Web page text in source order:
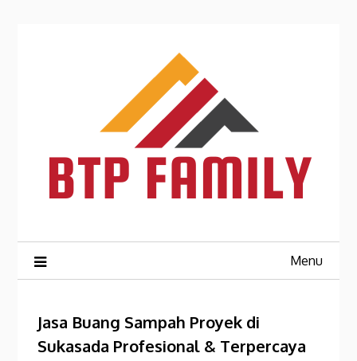
Menu
Jasa Buang Sampah Proyek di
Sukasada Profesional & Terpercaya